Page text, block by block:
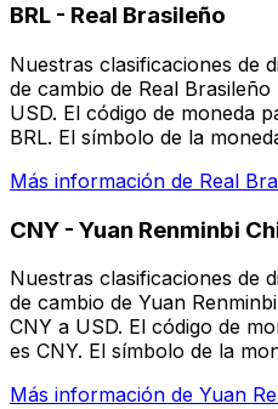
BRL - Real Brasileño
Nuestras clasificaciones de
de cambio de Real
USD. El código de moneda
BRL. El símbolo de la
Más información de Real
CNY - Yuan Renminbi
Nuestras clasificaciones de
de cambio de Yuan
CNY a USD. El código de
es CNY. El símbolo de la
Más información de Yuan